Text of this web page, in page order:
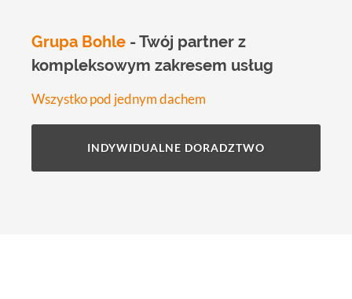
Grupa Bohle - Twój partner z
kompleksowym zakresem usług
Wszystko pod jednym dachem
INDYWIDUALNE DORADZTWO